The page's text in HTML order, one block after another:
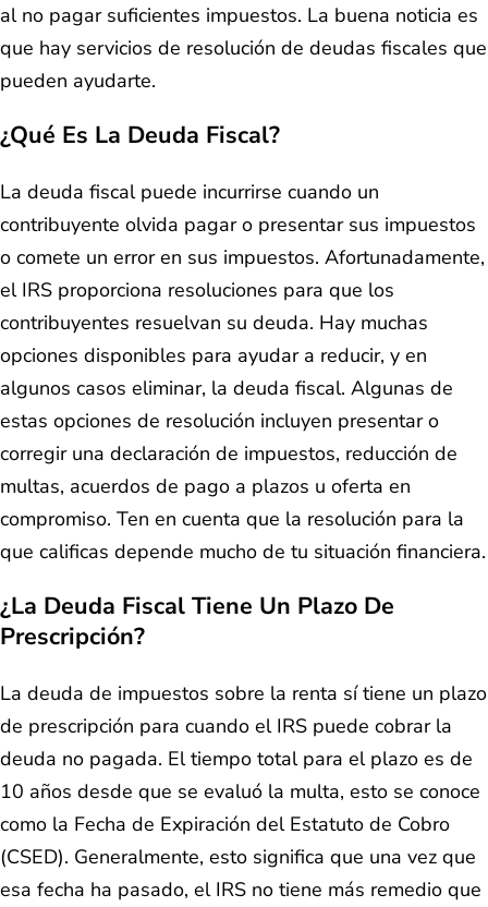
al no pagar suficientes impuestos. La buena noticia es
que hay servicios de resolución de deudas fiscales que
pueden ayudarte.
¿Qué Es La Deuda Fiscal?
La deuda fiscal puede incurrirse cuando un
contribuyente olvida pagar o presentar sus impuestos
o comete un error en sus impuestos. Afortunadamente,
el IRS proporciona resoluciones para que los
contribuyentes resuelvan su deuda. Hay muchas
opciones disponibles para ayudar a reducir, y en
algunos casos eliminar, la deuda fiscal. Algunas de
estas opciones de resolución incluyen presentar o
corregir una declaración de impuestos, reducción de
multas, acuerdos de pago a plazos u oferta en
compromiso. Ten en cuenta que la resolución para la
que calificas depende mucho de tu situación financiera.
¿La Deuda Fiscal Tiene Un Plazo De
Prescripción?
La deuda de impuestos sobre la renta sí tiene un plazo
de prescripción para cuando el IRS puede cobrar la
deuda no pagada. El tiempo total para el plazo es de
10 años desde que se evaluó la multa, esto se conoce
como la Fecha de Expiración del Estatuto de Cobro
(CSED). Generalmente, esto significa que una vez que
esa fecha ha pasado, el IRS no tiene más remedio que